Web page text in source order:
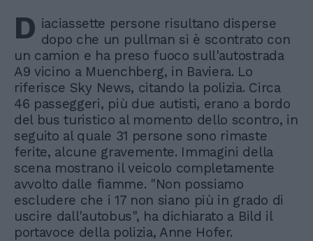
D iaciassette persone risultano disperse
dopo che un pullman si è scontrato con
un camion e ha preso fuoco sull'autostrada
A9 vicino a Muenchberg, in Baviera. Lo
riferisce Sky News, citando la polizia. Circa
46 passeggeri, più due autisti, erano a bordo
del bus turistico al momento dello scontro, in
seguito al quale 31 persone sono rimaste
ferite, alcune gravemente. Immagini della
scena mostrano il veicolo completamente
avvolto dalle fiamme. "Non possiamo
escludere che i 17 non siano più in grado di
uscire dall'autobus", ha dichiarato a Bild il
portavoce della polizia, Anne Hofer.